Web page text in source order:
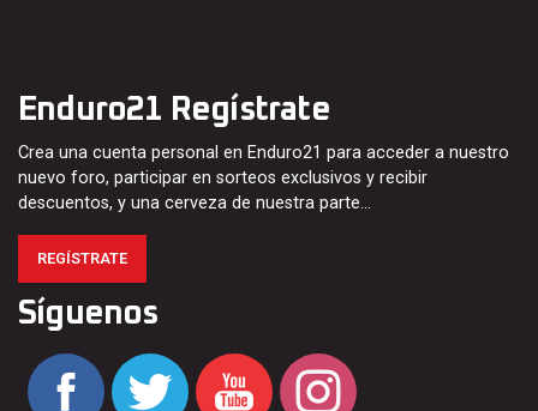
Enduro21 Regístrate
Crea una cuenta personal en Enduro21 para acceder a nuestro
nuevo foro, participar en sorteos exclusivos y recibir
descuentos, y una cerveza de nuestra parte…
REGÍSTRATE
Síguenos